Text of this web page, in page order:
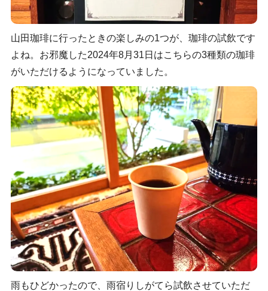
山田珈琲に行ったときの楽しみの1つが、珈琲の試飲です
よね。お邪魔した2024年8月31日はこちらの3種類の珈琲
がいただけるようになっていました。
雨もひどかったので、雨宿りしがてら試飲させていただ